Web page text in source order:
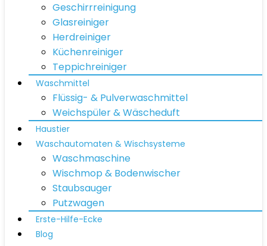
Geschirrreinigung
Glasreiniger
Herdreiniger
Küchenreiniger
Teppichreiniger
Waschmittel
Flüssig- & Pulverwaschmittel
Weichspüler & Wäscheduft
Haustier
Waschautomaten & Wischsysteme
Waschmaschine
Wischmop & Bodenwischer
Staubsauger
Putzwagen
Erste-Hilfe-Ecke
Blog